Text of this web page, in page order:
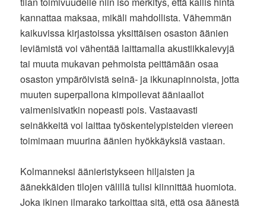
kannattaa maksaa, mikäli mahdollista. Vähemmän
kaikuvissa kirjastoissa yksittäisen osaston äänien
leviämistä voi vähentää laittamalla akustiikkalevyjä
tai muuta mukavan pehmoista peittämään osaa
osaston ympäröivistä seinä- ja ikkunapinnoista, jotta
muuten superpallona kimpoilevat ääniaallot
vaimenisivatkin nopeasti pois. Vastaavasti
seinäkkeitä voi laittaa työskentelypisteiden viereen
toimimaan muurina äänien hyökkäyksiä vastaan.
Kolmanneksi äänieristykseen hiljaisten ja
äänekkäiden tilojen välillä tulisi kiinnittää huomiota.
Joka ikinen ilmarako tarkoittaa sitä, että osa äänestä